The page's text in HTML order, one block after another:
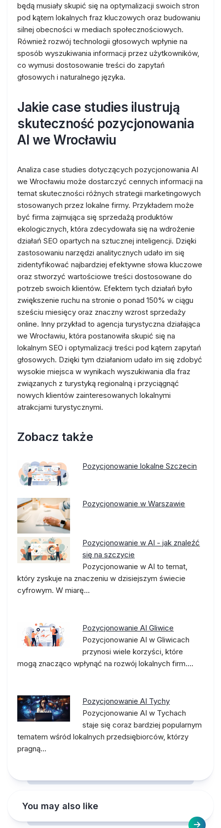
będą musiały skupić się na optymalizacji swoich stron
pod kątem lokalnych fraz kluczowych oraz budowaniu
silnej obecności w mediach społecznościowych.
Również rozwój technologii głosowych wpłynie na
sposób wyszukiwania informacji przez użytkowników,
co wymusi dostosowanie treści do zapytań
głosowych i naturalnego języka.
Jakie case studies ilustrują
skuteczność pozycjonowania
AI we Wrocławiu
Analiza case studies dotyczących pozycjonowania AI
we Wrocławiu może dostarczyć cennych informacji na
temat skuteczności różnych strategii marketingowych
stosowanych przez lokalne firmy. Przykładem może
być firma zajmująca się sprzedażą produktów
ekologicznych, która zdecydowała się na wdrożenie
działań SEO opartych na sztucznej inteligencji. Dzięki
zastosowaniu narzędzi analitycznych udało im się
zidentyfikować najbardziej efektywne słowa kluczowe
oraz stworzyć wartościowe treści dostosowane do
potrzeb swoich klientów. Efektem tych działań było
zwiększenie ruchu na stronie o ponad 150% w ciągu
sześciu miesięcy oraz znaczny wzrost sprzedaży
online. Inny przykład to agencja turystyczna działająca
we Wrocławiu, która postanowiła skupić się na
lokalnym SEO i optymalizacji treści pod kątem zapytań
głosowych. Dzięki tym działaniom udało im się zdobyć
wysokie miejsca w wynikach wyszukiwania dla fraz
związanych z turystyką regionalną i przyciągnąć
nowych klientów zainteresowanych lokalnymi
atrakcjami turystycznymi.
Zobacz także
Pozycjonowanie lokalne Szczecin
Pozycjonowanie w Warszawie
Pozycjonowanie w AI - jak znaleźć
się na szczycie
Pozycjonowanie w AI to temat,
który zyskuje na znaczeniu w dzisiejszym świecie
cyfrowym. W miarę…
Pozycjonowanie AI Gliwice
Pozycjonowanie AI w Gliwicach
przynosi wiele korzyści, które
mogą znacząco wpłynąć na rozwój lokalnych firm.…
Pozycjonowanie AI Tychy
Pozycjonowanie AI w Tychach
staje się coraz bardziej popularnym
tematem wśród lokalnych przedsiębiorców, którzy
pragną…
You may also like